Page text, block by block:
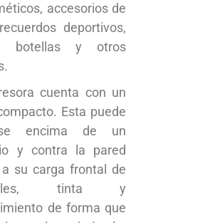
accesorios de
deportivos,
botellas y otros
cuenta con un
Esta puede
encima de un
y contra la pared
su carga frontal de
tinta y
de forma que